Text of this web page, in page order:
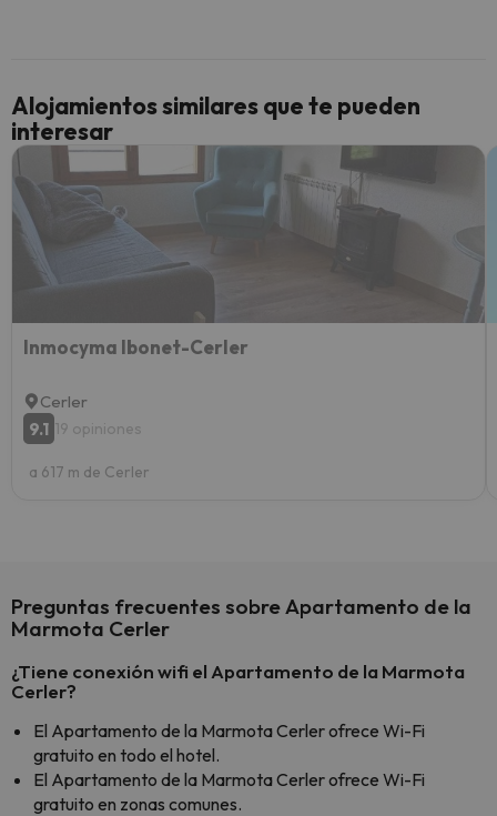
Alojamientos similares que te pueden
interesar
Inmocyma Ibonet-Cerler
Cerler
9.1 19 opiniones
a 617 m de Cerler
Preguntas frecuentes sobre Apartamento de la
Marmota Cerler
¿Tiene conexión wifi el Apartamento de la Marmota
Cerler?
El Apartamento de la Marmota Cerler ofrece Wi-Fi
gratuito en todo el hotel.
El Apartamento de la Marmota Cerler ofrece Wi-Fi
gratuito en zonas comunes.